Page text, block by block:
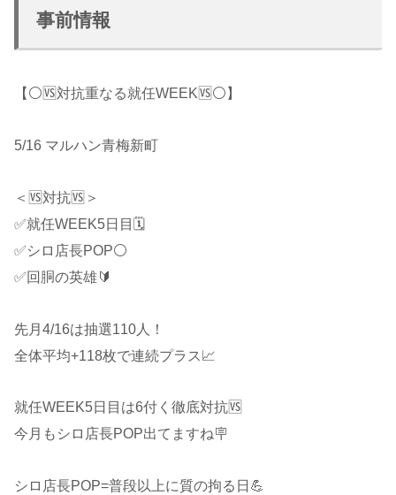
事前情報
【⚪️🆚対抗重なる就任WEEK🆚⚪️】
5/16 マルハン青梅新町
＜🆚対抗🆚＞
✅就任WEEK5日目🗓
✅シロ店長POP⚪️
✅回胴の英雄🔰
先月4/16は抽選110人！
全体平均+118枚で連続プラス📈
就任WEEK5日目は6付く徹底対抗🆚
今月もシロ店長POP出てますね🪧
シロ店長POP=普段以上に質の拘る日💪